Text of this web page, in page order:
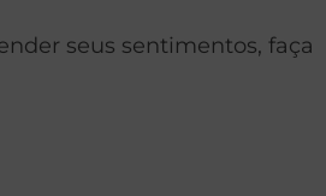
seus sentimentos, faça